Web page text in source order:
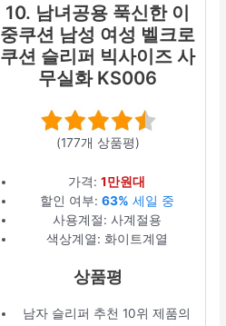
10. 남녀공용 푹신한 이
중쿠션 남성 여성 벨크로
쿠션 슬리퍼 빅사이즈 사
무실화 KS006
(177개 상품평)
가격:1만원대
할인 여부: 63% 세일 중
사용계절: 사계절용
색상계열: 화이트계열
상품평
남자 슬리퍼 추천 10위 제품의